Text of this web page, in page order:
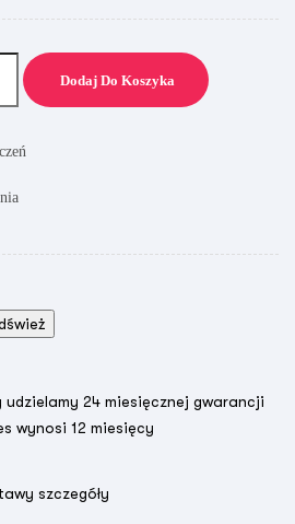
Dodaj Do Koszyka
24 miesięcznej gwarancji
wynosi 12 miesięcy
szczegóły